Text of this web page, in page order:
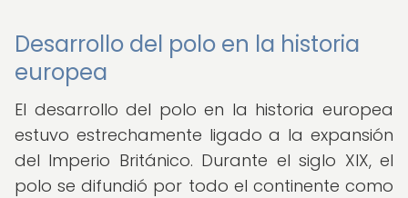
Desarrollo del polo en la historia
europea
El desarrollo del polo en la historia europea
estuvo estrechamente ligado a la expansión
del Imperio Británico. Durante el siglo XIX, el
polo se difundió por todo el continente como